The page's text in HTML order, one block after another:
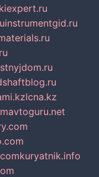
instrumentgid.ru
lcna.kz
avtoguru.net
kuryatnik.info